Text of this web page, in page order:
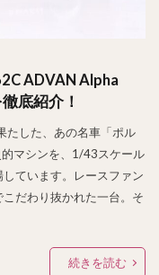
ADVAN Alpha
底紹介！
たした、あの名車「ポル
マシンを、1/43スケール
ています。レースファン
だわり抜かれた一台。そ
続きを読む